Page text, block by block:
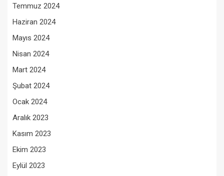
Temmuz 2024
Haziran 2024
Mayıs 2024
Nisan 2024
Mart 2024
Şubat 2024
Ocak 2024
Aralık 2023
Kasım 2023
Ekim 2023
Eylül 2023